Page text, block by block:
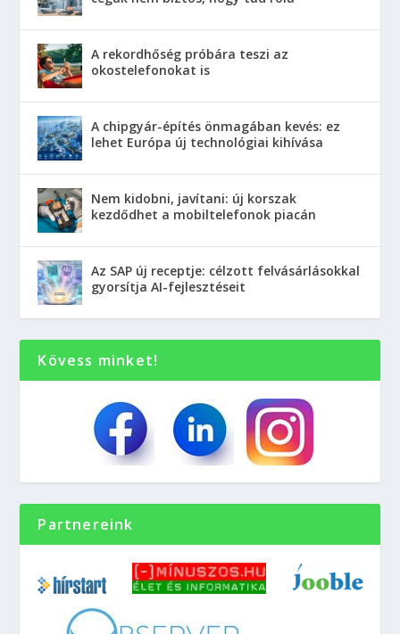
A rekordhőség próbára teszi az
okostelefonokat is
A chipgyár-építés önmagában kevés: ez
lehet Európa új technológiai kihívása
Nem kidobni, javítani: új korszak
kezdődhet a mobiltelefonok piacán
Az SAP új receptje: célzott felvásárlásokkal
gyorsítja AI-fejlesztéseit
Kövess minket!
Partnereink